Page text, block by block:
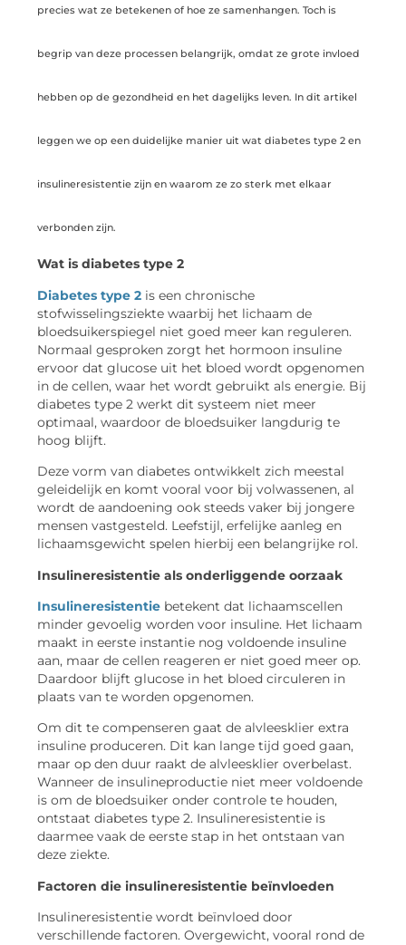
precies wat ze betekenen of hoe ze samenhangen. Toch is
begrip van deze processen belangrijk, omdat ze grote invloed
hebben op de gezondheid en het dagelijks leven. In dit artikel
leggen we op een duidelijke manier uit wat diabetes type 2 en
insulineresistentie zijn en waarom ze zo sterk met elkaar
verbonden zijn.
Wat is diabetes type 2
Diabetes type 2 is een chronische
stofwisselingsziekte waarbij het lichaam de
bloedsuikerspiegel niet goed meer kan reguleren.
Normaal gesproken zorgt het hormoon insuline
ervoor dat glucose uit het bloed wordt opgenomen
in de cellen, waar het wordt gebruikt als energie. Bij
diabetes type 2 werkt dit systeem niet meer
optimaal, waardoor de bloedsuiker langdurig te
hoog blijft.
Deze vorm van diabetes ontwikkelt zich meestal
geleidelijk en komt vooral voor bij volwassenen, al
wordt de aandoening ook steeds vaker bij jongere
mensen vastgesteld. Leefstijl, erfelijke aanleg en
lichaamsgewicht spelen hierbij een belangrijke rol.
Insulineresistentie als onderliggende oorzaak
Insulineresistentie betekent dat lichaamscellen
minder gevoelig worden voor insuline. Het lichaam
maakt in eerste instantie nog voldoende insuline
aan, maar de cellen reageren er niet goed meer op.
Daardoor blijft glucose in het bloed circuleren in
plaats van te worden opgenomen.
Om dit te compenseren gaat de alvleesklier extra
insuline produceren. Dit kan lange tijd goed gaan,
maar op den duur raakt de alvleesklier overbelast.
Wanneer de insulineproductie niet meer voldoende
is om de bloedsuiker onder controle te houden,
ontstaat diabetes type 2. Insulineresistentie is
daarmee vaak de eerste stap in het ontstaan van
deze ziekte.
Factoren die insulineresistentie beïnvloeden
Insulineresistentie wordt beïnvloed door
verschillende factoren. Overgewicht, vooral rond de